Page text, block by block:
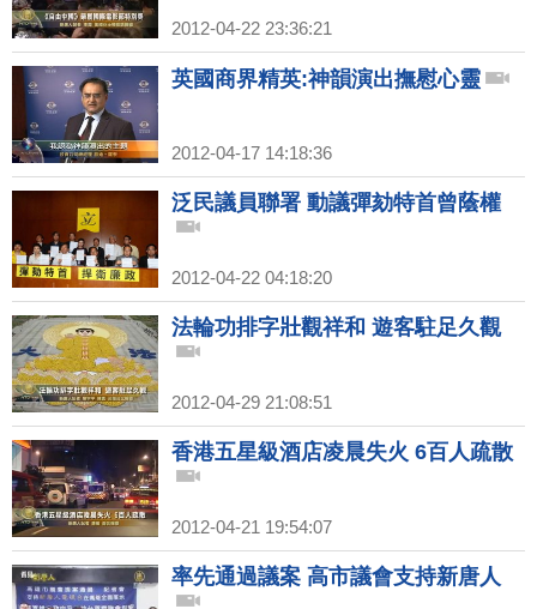
2012-04-22 23:36:21
英國商界精英:神韻演出撫慰心靈
2012-04-17 14:18:36
泛民議員聯署 動議彈劾特首曾蔭權
2012-04-22 04:18:20
法輪功排字壯觀祥和 遊客駐足久觀
2012-04-29 21:08:51
香港五星級酒店凌晨失火 6百人疏散
2012-04-21 19:54:07
率先通過議案 高市議會支持新唐人